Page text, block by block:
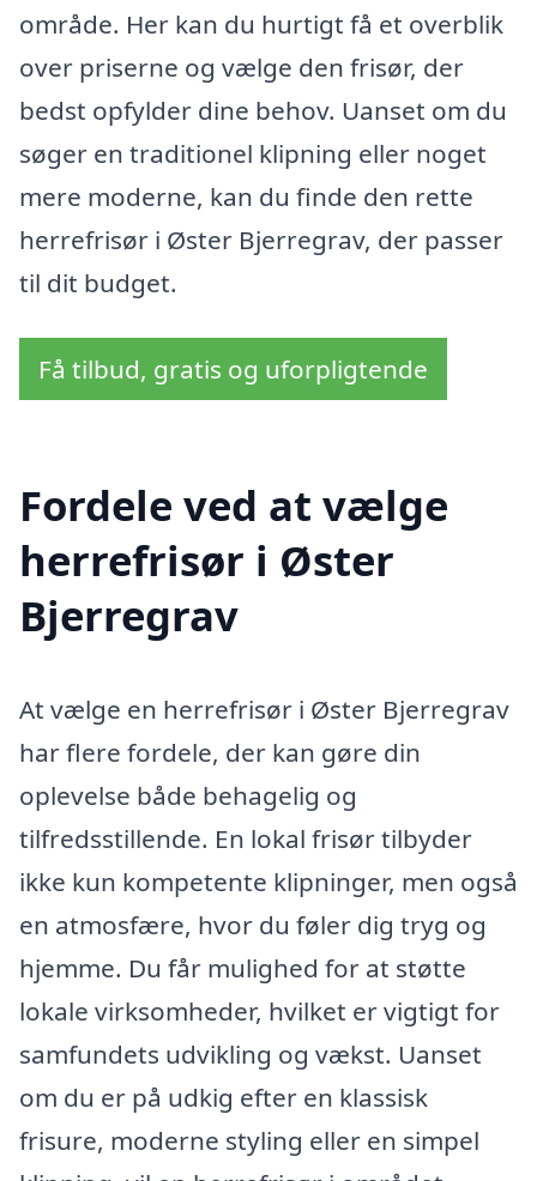
område. Her kan du hurtigt få et overblik
over priserne og vælge den frisør, der
bedst opfylder dine behov. Uanset om du
søger en traditionel klipning eller noget
mere moderne, kan du finde den rette
herrefrisør i Øster Bjerregrav, der passer
til dit budget.
Få tilbud, gratis og uforpligtende
Fordele ved at vælge
herrefrisør i Øster
Bjerregrav
At vælge en herrefrisør i Øster Bjerregrav
har flere fordele, der kan gøre din
oplevelse både behagelig og
tilfredsstillende. En lokal frisør tilbyder
ikke kun kompetente klipninger, men også
en atmosfære, hvor du føler dig tryg og
hjemme. Du får mulighed for at støtte
lokale virksomheder, hvilket er vigtigt for
samfundets udvikling og vækst. Uanset
om du er på udkig efter en klassisk
frisure, moderne styling eller en simpel